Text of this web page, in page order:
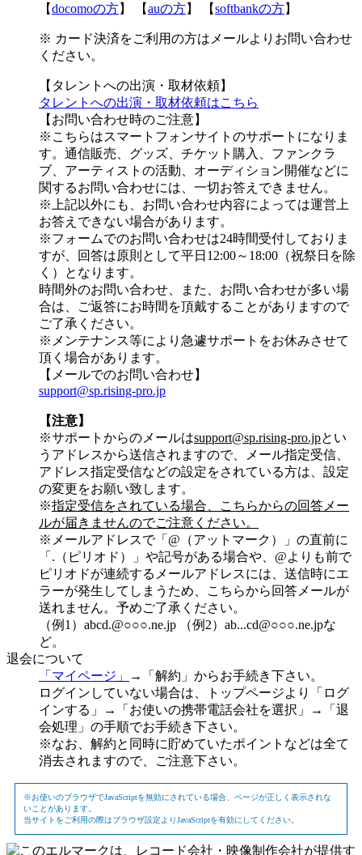
【docomoの方】 【auの方】 【softbankの方】
※ カード決済をご利用の方はメールよりお問い合わせ
ください。
【タレントへの出演・取材依頼】
タレントへの出演・取材依頼はこちら
【お問い合わせ時のご注意】
※こちらはスマートフォンサイトのサポートになりま
す。通信販売、グッズ、チケット購入、ファンクラ
ブ、アーティストの活動、オーディション開催などに
関するお問い合わせには、一切お答えできません。
※上記以外にも、お問い合わせ内容によっては運営上
お答えできない場合があります。
※フォームでのお問い合わせは24時間受付しておりま
すが、
回答は原則として平日12:00～18:00（祝祭日を除
く）
となります。
時間外のお問い合わせ、また、お問い合わせが多い場
合は、ご返答にお時間を頂戴することがありますので
ご了承ください。
※メンテナンス等により急遽サポートをお休みさせて
頂く場合があります。
【メールでのお問い合わせ】
support@sp.rising-pro.jp
【注意】
※サポートからのメールはsupport@sp.rising-pro.jpとい
うアドレスから送信されますので、メール指定受信、
アドレス指定受信などの設定をされている方は、設定
の変更をお願い致します。
※指定受信をされている場合、こちらからの回答メー
ルが届きませんのでご注意ください。
※メールアドレスで「@（アットマーク）」の直前に
「.（ピリオド）」や記号がある場合や、@よりも前で
ピリオドが連続するメールアドレスには、送信時にエ
ラーが発生してしまうため、こちらから回答メールが
送れません。予めご了承ください。
（例1）abcd.@○○○.ne.jp （例2）ab...cd@○○○.ne.jpな
ど。
退会について
「マイページ」
→「解約」からお手続き下さい。
ログインしていない場合は、トップページより「ログ
インする」→「お使いの携帯電話会社を選択」→「退
会処理」の手順でお手続き下さい。
※なお、解約と同時に貯めていたポイントなどは全て
消去されますので、ご注意下さい。
※お使いのブラウザでJavaScriptを無効にされている場合、ページが正しく表示されな
いことがあります。
当サイトをご利用の際はブラウザ設定よりJavaScriptを有効にしてください。